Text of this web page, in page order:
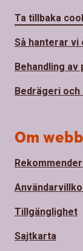
Ta tillbaka
Så hanterar vi
Behandling
Bedrägeri
Om
Tillgänglighet
Sajtkarta